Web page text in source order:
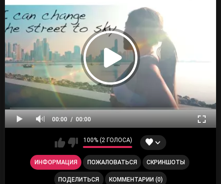
00:00 00:00
100% (2 ГОЛОСА)
ИНФОРМАЦИЯ ПОЖАЛОВАТЬСЯ СКРИНШОТЫ
ПОДЕЛИТЬСЯ КОММЕНТАРИИ (0)